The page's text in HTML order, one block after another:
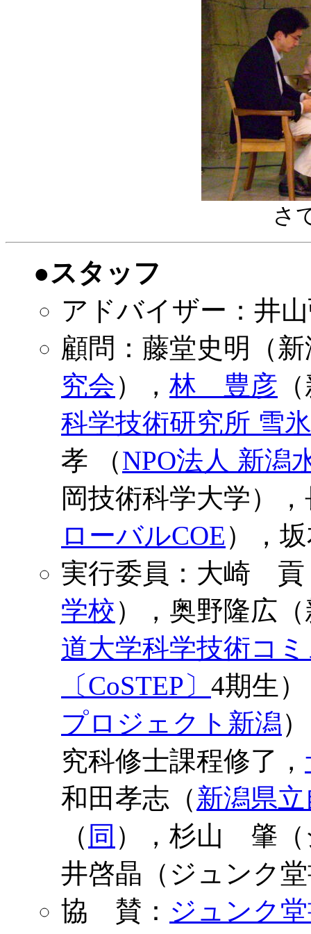
さ
●スタッフ
アドバイザー：井
顧問：藤堂史明（
究会）， 林 豊彦
科学技術研究所 雪
孝 （NPO法人 新潟
岡技術科学大学）
ローバルCOE），
実行委員：大崎 貢
学校），奥野隆広
道大学科学技術コ
〔CoSTEP〕 4期生
プロジェクト新潟
究科修士課程修了，
和田孝志（新潟県
（ 同 ），杉山 肇（
井啓晶（ジュンク
協 賛： ジュンク